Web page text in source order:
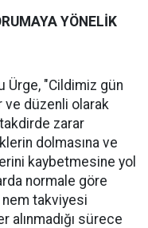
YÖNELİK
Ürge, "Cildimiz gün
ve düzenli olarak
takdirde zarar
dolmasına ve
kaybetmesine yol
normale göre
takviyesi
alınmadığı sürece